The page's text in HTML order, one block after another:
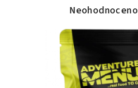
Průměrné
produktu
je
0,0
z
Neohodnoceno